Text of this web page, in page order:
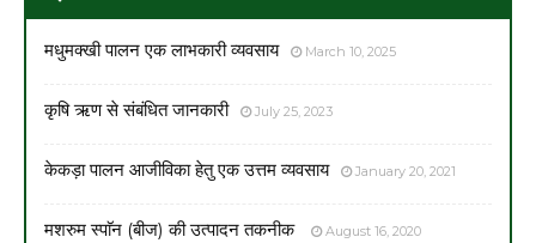
मधुमक्खी पालन एक लाभकारी व्यवसाय March 10, 2025
कृषि ऋण से संबंधित जानकारी July 25, 2023
केकड़ा पालन आजीविका हेतु एक उत्तम व्यवसाय January 20, 2021
मशरुम स्पाॅन (बीज) की उत्पादन तकनीक August 16, 2020